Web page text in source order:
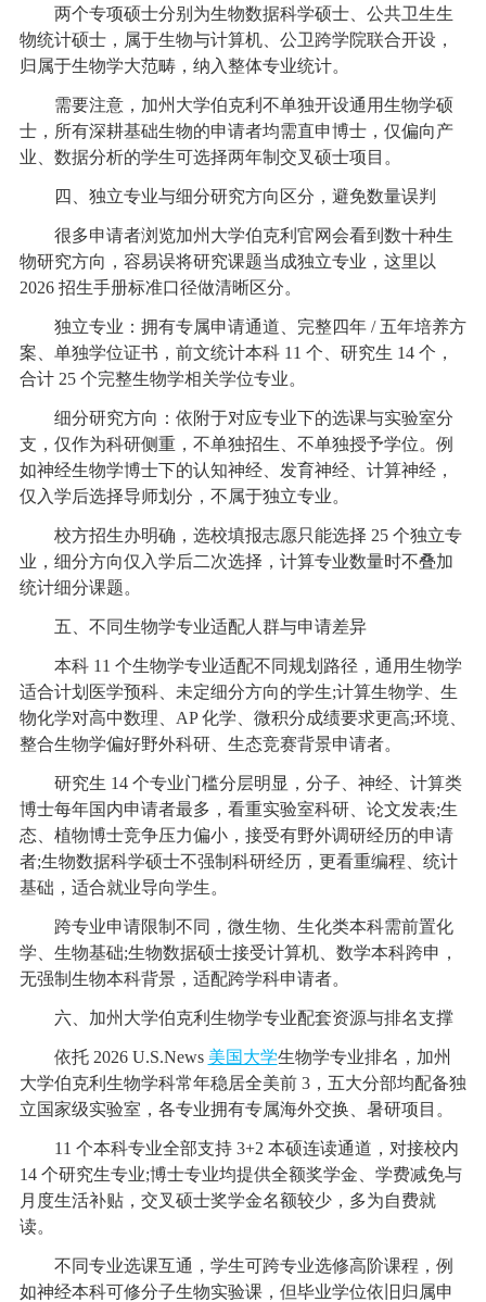
两个专项硕士分别为生物数据科学硕士、公共卫生生
物统计硕士，属于生物与计算机、公卫跨学院联合开设，
归属于生物学大范畴，纳入整体专业统计。
需要注意，加州大学伯克利不单独开设通用生物学硕
士，所有深耕基础生物的申请者均需直申博士，仅偏向产
业、数据分析的学生可选择两年制交叉硕士项目。
四、独立专业与细分研究方向区分，避免数量误判
很多申请者浏览加州大学伯克利官网会看到数十种生
物研究方向，容易误将研究课题当成独立专业，这里以
2026 招生手册标准口径做清晰区分。
独立专业：拥有专属申请通道、完整四年 / 五年培养方
案、单独学位证书，前文统计本科 11 个、研究生 14 个，
合计 25 个完整生物学相关学位专业。
细分研究方向：依附于对应专业下的选课与实验室分
支，仅作为科研侧重，不单独招生、不单独授予学位。例
如神经生物学博士下的认知神经、发育神经、计算神经，
仅入学后选择导师划分，不属于独立专业。
校方招生办明确，选校填报志愿只能选择 25 个独立专
业，细分方向仅入学后二次选择，计算专业数量时不叠加
统计细分课题。
五、不同生物学专业适配人群与申请差异
本科 11 个生物学专业适配不同规划路径，通用生物学
适合计划医学预科、未定细分方向的学生;计算生物学、生
物化学对高中数理、AP 化学、微积分成绩要求更高;环境、
整合生物学偏好野外科研、生态竞赛背景申请者。
研究生 14 个专业门槛分层明显，分子、神经、计算类
博士每年国内申请者最多，看重实验室科研、论文发表;生
态、植物博士竞争压力偏小，接受有野外调研经历的申请
者;生物数据科学硕士不强制科研经历，更看重编程、统计
基础，适合就业导向学生。
跨专业申请限制不同，微生物、生化类本科需前置化
学、生物基础;生物数据硕士接受计算机、数学本科跨申，
无强制生物本科背景，适配跨学科申请者。
六、加州大学伯克利生物学专业配套资源与排名支撑
依托 2026 U.S.News 美国大学生物学专业排名，加州
大学伯克利生物学科常年稳居全美前 3，五大分部均配备独
立国家级实验室，各专业拥有专属海外交换、暑研项目。
11 个本科专业全部支持 3+2 本硕连读通道，对接校内
14 个研究生专业;博士专业均提供全额奖学金、学费减免与
月度生活补贴，交叉硕士奖学金名额较少，多为自费就
读。
不同专业选课互通，学生可跨专业选修高阶课程，例
如神经本科可修分子生物实验课，但毕业学位依旧归属申